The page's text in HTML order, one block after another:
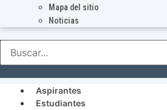
Mapa del sitio
Noticias
Aspirantes
Estudiantes